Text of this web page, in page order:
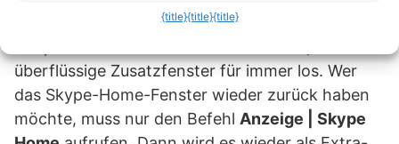
Seitenleiste auf die beschrieben Weise vom
überflüssige Zusatzfenster für immer los. Wer
das Skype-Home-Fenster wieder zurück haben
möchte, muss nur den Befehl Anzeige | Skype
{title}{title}{title}